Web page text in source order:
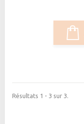
Résultats 1 - 3 sur 3.